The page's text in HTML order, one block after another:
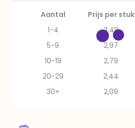
Aantal Prijs per stuk
1-4
3,49
5-9
2,97
10-19
2,79
20-29
2,44
30+
2,09